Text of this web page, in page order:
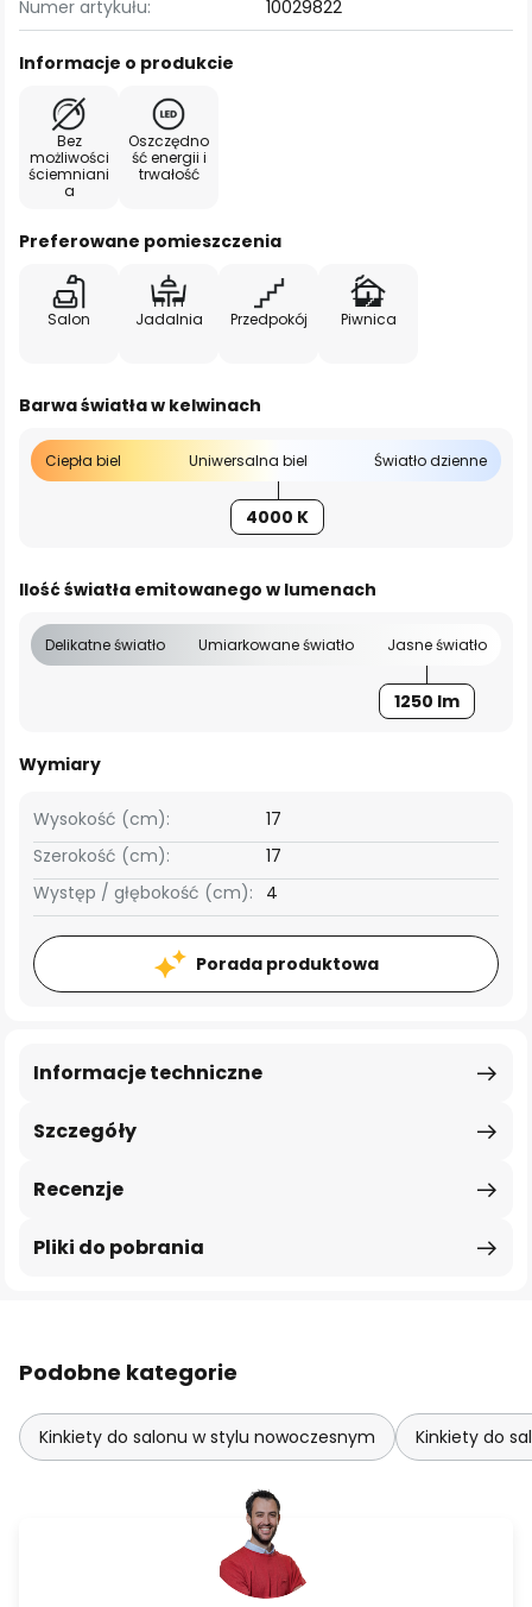
Numer artykułu:
10029822
Informacje o produkcie
Bez
możliwości
ściemniani
a
Oszczędno
ść energii i
trwałość
Preferowane pomieszczenia
Salon Jadalnia Przedpokój Piwnica
Barwa światła w kelwinach
Ciepła biel Uniwersalna biel Światło dzienne
4000 K
Ilość światła emitowanego w lumenach
Delikatne światło Umiarkowane światło Jasne światło
1250 lm
Wymiary
Szerokość (cm): 17
Wysokość (cm): 17
Występ / głębokość (cm): 4
Porada produktowa
Szczegóły
Informacje techniczne
Recenzje
Pliki do pobrania
Podobne kategorie
Kinkiety do salonu w stylu nowoczesnym Kinkiety do